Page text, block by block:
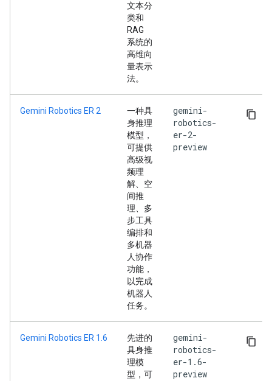
文本分
类和
RAG
系统的
高维向
量表示
法。
Gemini Robotics ER 2
一种具
身推理
模型，
可提供
高级视
频理
解、空
间推
理、多
步工具
编排和
多机器
人协作
功能，
以完成
机器人
任务。
gemini-
robotics-
er-2-
preview
Gemini Robotics ER 1.6
先进的
具身推
理模
型，可
gemini-
robotics-
er-1.6-
preview